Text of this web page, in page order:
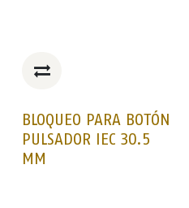
BLOQUEO PARA BOTÓN
PULSADOR IEC 30.5
MM